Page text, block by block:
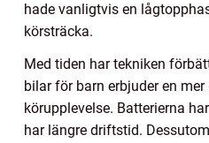
hade vanligtvis en
körsträcka.
Med tiden har tekniken
bilar för barn erbjuder en
körupplevelse. Batterierna
har längre driftstid.